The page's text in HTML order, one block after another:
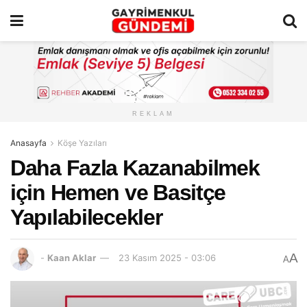
REKLAM
Anasayfa Köşe Yazıları
Daha Fazla Kazanabilmek
için Hemen ve Basitçe
Yapılabilecekler
- Kaan Aklar 23 Kasım 2025 - 03:06 AA